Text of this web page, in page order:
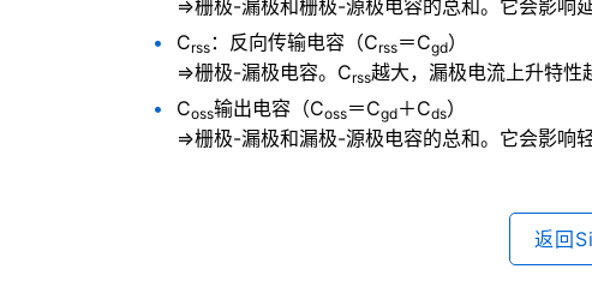
⇒栅极-漏极和栅极-源极电容的总和。它会影响
Crss ：反向传输电容（Crss＝Cgd）
⇒栅极-漏极电容。Crss越大，漏极电流上升特性
Coss输出电容（Coss＝Cgd＋Cds）
⇒栅极-漏极和漏极-源极电容的总和。它会影响
返回